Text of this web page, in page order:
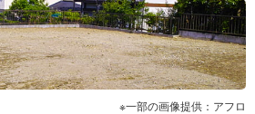
一部の画像提供：アフロ